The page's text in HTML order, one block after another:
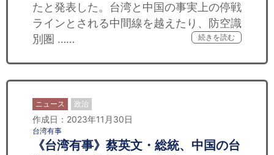
たと発表した。台湾と中国の事実上の停戦
ラインとされる中間線を越えたり、防空識
別圏 ……
続きを読む
ニュース 政治
作成日：2023年11月30日
台湾有事
《台湾有事》蔡英文・総統、中国の台